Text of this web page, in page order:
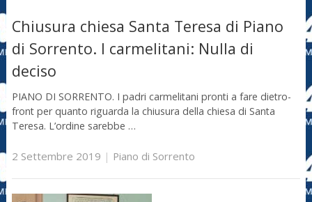
Chiusura chiesa Santa Teresa di Piano
di Sorrento. I carmelitani: Nulla di
deciso
PIANO DI SORRENTO. I padri carmelitani pronti a fare dietro-
front per quanto riguarda la chiusura della chiesa di Santa
Teresa. L’ordine sarebbe …
2 Settembre 2019 | Piano di Sorrento